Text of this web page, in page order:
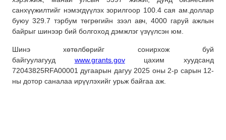
санхүүжилтийг нэмэгдүүлэх зорилгоор 100.4 сая ам.доллар
буюу 329.7 тэрбум төгрөгийн зээл авч, 4000 гаруй ажлын
байрыг шинээр бий болгоход дэмжлэг үзүүлсэн юм.
Шинэ хөтөлбөрийг сонирхож буй
байгуулагууд www.grants.govцахим хуудсанд
72043825RFA00001 дугаарын дагуу 2025 оны 2-р сарын 12-
ны дотор саналаа ирүүлэхийг урьж байгаа аж.